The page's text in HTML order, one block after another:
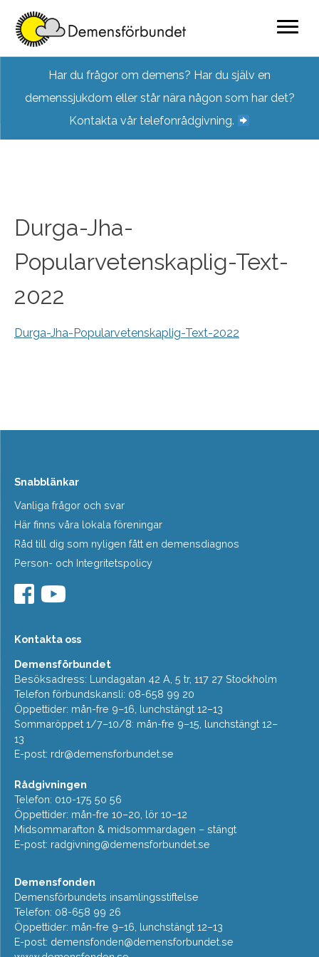
content
Har du frågor om demens? Har du själv en
demenssjukdom eller står nära någon som har det?
Kontakta vår telefonrådgivning.
Durga-Jha-
Popularvetenskaplig-Text-
2022
Durga-Jha-Popularvetenskaplig-Text-2022
Snabblänkar
Vanliga frågor och svar
Här finns våra lokala föreningar
Råd till dig som nyligen fått en demensdiagnos
Person- och Integritetspolicy
Kontakta oss
Demensförbundet
Besöksadress: Lundagatan 42 A, 5 tr, 117 27 Stockholm
Telefon förbundskansli: 08-658 99 20
Öppettider: mån-fre 9–16, lunchstängt 12–13
Sommaröppet 1/7–10/8: mån-fre 9–15, lunchstängt 12–
13
E-post: rdr@demensforbundet.se
Rådgivningen
Telefon: 010-175 50 56
Öppettider: mån-fre 10–20, lör 10–12
Midsommarafton & midsommardagen – stängt
E-post: radgivning@demensforbundet.se
Demensfonden
Demensförbundets insamlingsstiftelse
Telefon: 08-658 99 26
Öppettider: mån-fre 9–16, lunchstängt 12–13
E-post: demensfonden@demensforbundet.se